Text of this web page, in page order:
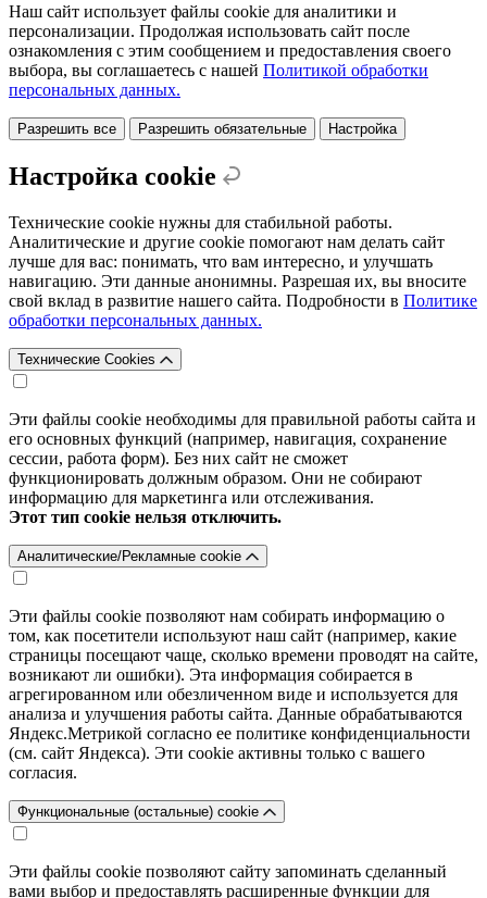
Наш сайт использует файлы cookie для аналитики и
персонализации. Продолжая использовать сайт после
ознакомления с этим сообщением и предоставления своего
выбора, вы соглашаетесь с нашей Политикой обработки
персональных данных.
Разрешить все Разрешить обязательные Настройка
Настройка cookie
Технические cookie нужны для стабильной работы.
Аналитические и другие cookie помогают нам делать сайт
лучше для вас: понимать, что вам интересно, и улучшать
навигацию. Эти данные анонимны. Разрешая их, вы вносите
свой вклад в развитие нашего сайта. Подробности в Политике
обработки персональных данных.
Технические Cookies
Эти файлы cookie необходимы для правильной работы сайта и
его основных функций (например, навигация, сохранение
сессии, работа форм). Без них сайт не сможет
функционировать должным образом. Они не собирают
информацию для маркетинга или отслеживания.
Этот тип cookie нельзя отключить.
Аналитические/Рекламные cookie
Эти файлы cookie позволяют нам собирать информацию о
том, как посетители используют наш сайт (например, какие
страницы посещают чаще, сколько времени проводят на сайте,
возникают ли ошибки). Эта информация собирается в
агрегированном или обезличенном виде и используется для
анализа и улучшения работы сайта. Данные обрабатываются
Яндекс.Метрикой согласно ее политике конфиденциальности
(см. сайт Яндекса). Эти cookie активны только с вашего
согласия.
Функциональные (остальные) cookie
Эти файлы cookie позволяют сайту запоминать сделанный
вами выбор и предоставлять расширенные функции для